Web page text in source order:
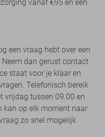
vanaf €95 en een
een vraag hebt over een
dan gerust contact
staat voor je klaar en
Telefonisch bereik
vrijdag tussen 09.00 en
kan op elk moment naar
zo snel mogelijk